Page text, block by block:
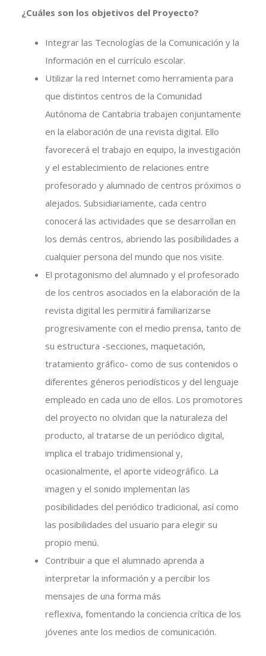
¿Cuáles son los objetivos del Proyecto?
Integrar las Tecnologías de la Comunicación y la
Información en el currículo escolar.
Utilizar la red Internet como herramienta para
que distintos centros de la Comunidad
Autónoma de Cantabria trabajen conjuntamente
en la elaboración de una revista digital. Ello
favorecerá el trabajo en equipo, la investigación
y el establecimiento de relaciones entre
profesorado y alumnado de centros próximos o
alejados. Subsidiariamente, cada centro
conocerá las actividades que se desarrollan en
los demás centros, abriendo las posibilidades a
cualquier persona del mundo que nos visite.
El protagonismo del alumnado y el profesorado
de los centros asociados en la elaboración de la
revista digital les permitirá familiarizarse
progresivamente con el medio prensa, tanto de
su estructura -secciones, maquetación,
tratamiento gráfico- como de sus contenidos o
diferentes géneros periodísticos y del lenguaje
empleado en cada uno de ellos. Los promotores
del proyecto no olvidan que la naturaleza del
producto, al tratarse de un periódico digital,
implica el trabajo tridimensional y,
ocasionalmente, el aporte videográfico. La
imagen y el sonido implementan las
posibilidades del periódico tradicional, así como
las posibilidades del usuario para elegir su
propio menú.
Contribuir a que el alumnado aprenda a
interpretar la información y a percibir los
mensajes de una forma más
reflexiva, fomentando la conciencia crítica de los
jóvenes ante los medios de comunicación.